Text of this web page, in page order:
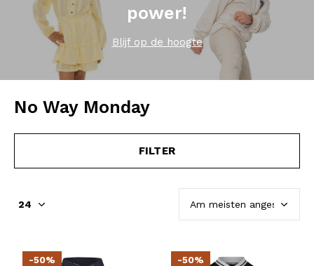
power!
Blijf op de hoogte
No Way Monday
FILTER
-50% -50%